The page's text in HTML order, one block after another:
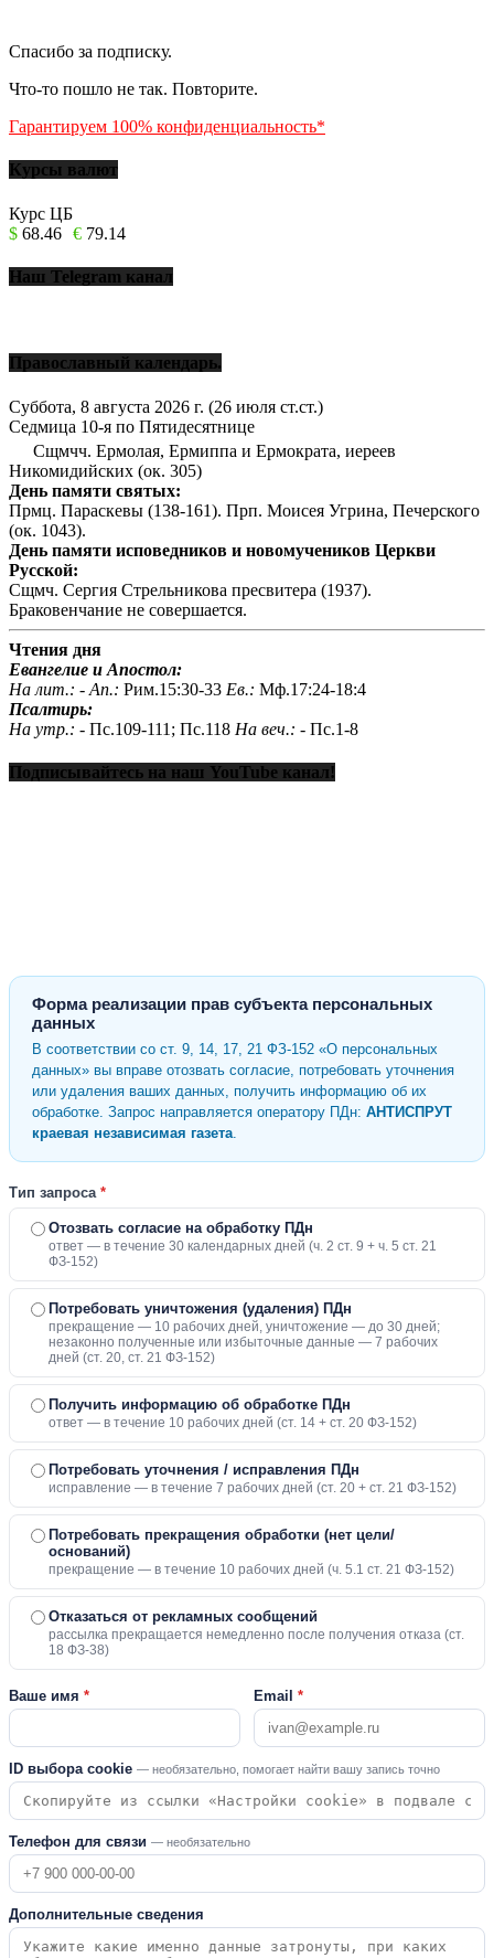
Спасибо за подписку.
Что-то пошло не так. Повторите.
Гарантируем 100% конфиденциальность*
Курсы валют
Курс ЦБ
$ 68.46 € 79.14
Наш Telegram канал
Православный календарь.
Суббота, 8 августа 2026 г. (26 июля ст.ст.)
Седмица 10-я по Пятидесятнице
Сщмчч. Ермолая, Ермиппа и Ермократа, иереев
Никомидийских (ок. 305)
День памяти святых:
Прмц. Параскевы (138-161). Прп. Моисея Угрина, Печерского
(ок. 1043).
День памяти исповедников и новомучеников Церкви
Русской:
Сщмч. Сергия Стрельникова пресвитера (1937).
Браковенчание не совершается.
Чтения дня
Евангелие и Апостол:
На лит.: - Ап.: Рим.15:30-33 Ев.: Мф.17:24-18:4
Псалтирь:
На утр.: - Пс.109-111; Пс.118 На веч.: - Пс.1-8
Подписывайтесь на наш YouTube канал!
Форма реализации прав субъекта персональных
данных
В соответствии со ст. 9, 14, 17, 21 ФЗ-152 «О персональных
данных» вы вправе отозвать согласие, потребовать уточнения
или удаления ваших данных, получить информацию об их
обработке. Запрос направляется оператору ПДн: АНТИСПРУТ
краевая независимая газета.
Тип запроса *
Отозвать согласие на обработку ПДн
ответ — в течение 30 календарных дней (ч. 2 ст. 9 + ч. 5 ст. 21
ФЗ-152)
Потребовать уничтожения (удаления) ПДн
прекращение — 10 рабочих дней, уничтожение — до 30 дней;
незаконно полученные или избыточные данные — 7 рабочих
дней (ст. 20, ст. 21 ФЗ-152)
Получить информацию об обработке ПДн
ответ — в течение 10 рабочих дней (ст. 14 + ст. 20 ФЗ-152)
Потребовать уточнения / исправления ПДн
исправление — в течение 7 рабочих дней (ст. 20 + ст. 21 ФЗ-152)
Потребовать прекращения обработки (нет цели/
оснований)
прекращение — в течение 10 рабочих дней (ч. 5.1 ст. 21 ФЗ-152)
Отказаться от рекламных сообщений
рассылка прекращается немедленно после получения отказа (ст.
18 ФЗ-38)
Ваше имя * Email *
ID выбора cookie — необязательно, помогает найти вашу запись точно
Телефон для связи — необязательно
Дополнительные сведения